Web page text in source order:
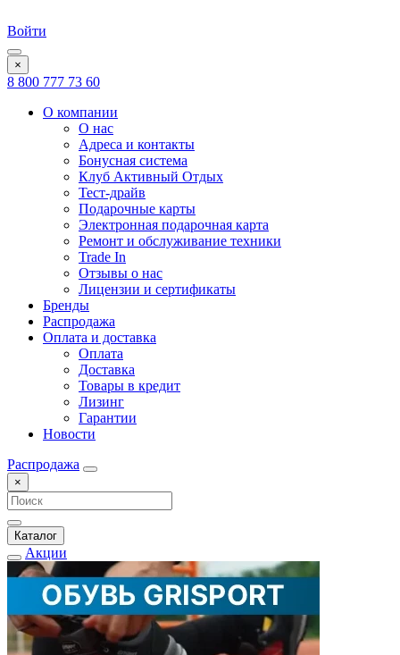
Войти
×
8 800 777 73 60
О компании
О нас
Адреса и контакты
Бонусная система
Клуб Активный Отдых
Тест-драйв
Подарочные карты
Электронная подарочная карта
Ремонт и обслуживание техники
Trade In
Отзывы о нас
Лицензии и сертификаты
Бренды
Распродажа
Оплата и доставка
Оплата
Доставка
Товары в кредит
Лизинг
Гарантии
Новости
Распродажа
×
Каталог
Акции